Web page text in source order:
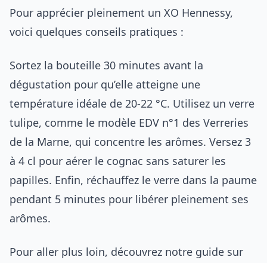
Pour apprécier pleinement un XO Hennessy,
voici quelques conseils pratiques :
Sortez la bouteille 30 minutes avant la
dégustation pour qu’elle atteigne une
température idéale de 20-22 °C. Utilisez un verre
tulipe, comme le modèle EDV n°1 des Verreries
de la Marne, qui concentre les arômes. Versez 3
à 4 cl pour aérer le cognac sans saturer les
papilles. Enfin, réchauffez le verre dans la paume
pendant 5 minutes pour libérer pleinement ses
arômes.
Pour aller plus loin, découvrez notre guide sur